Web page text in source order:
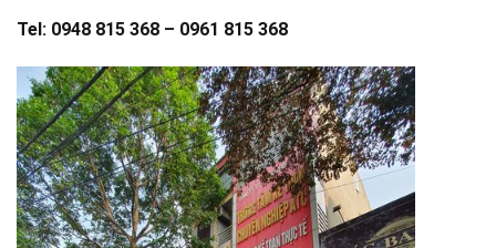
Tel: 0948 815 368 – 0961 815 368